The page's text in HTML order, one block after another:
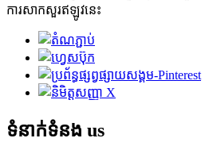
ការសាកសួរឥឡូវនេះ
ទំនាក់ទំនង us